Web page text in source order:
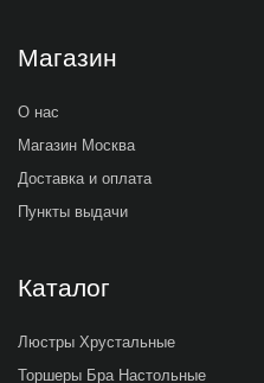
Магазин
О нас
Магазин Москва
Доставка и оплата
Пункты выдачи
Каталог
Люстры Хрустальные
Торшеры Бра Настольные